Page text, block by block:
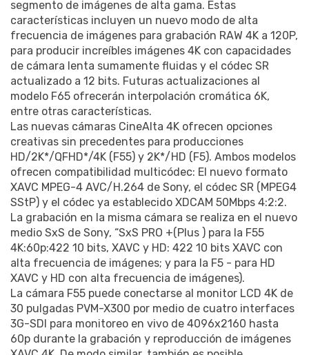
segmento de imágenes de alta gama. Estas
características incluyen un nuevo modo de alta
frecuencia de imágenes para grabación RAW 4K a 120P,
para producir increíbles imágenes 4K con capacidades
de cámara lenta sumamente fluidas y el códec SR
actualizado a 12 bits. Futuras actualizaciones al
modelo F65 ofrecerán interpolación cromática 6K,
entre otras características.
Las nuevas cámaras CineAlta 4K ofrecen opciones
creativas sin precedentes para producciones
HD/2K*/QFHD*/4K (F55) y 2K*/HD (F5). Ambos modelos
ofrecen compatibilidad multicódec: El nuevo formato
XAVC MPEG-4 AVC/H.264 de Sony, el códec SR (MPEG4
SStP) y el códec ya establecido XDCAM 50Mbps 4:2:2.
La grabación en la misma cámara se realiza en el nuevo
medio SxS de Sony, “SxS PRO +(Plus ) para la F55
4K:60p:422 10 bits, XAVC y HD: 422 10 bits XAVC con
alta frecuencia de imágenes; y para la F5 - para HD
XAVC y HD con alta frecuencia de imágenes).
La cámara F55 puede conectarse al monitor LCD 4K de
30 pulgadas PVM-X300 por medio de cuatro interfaces
3G-SDI para monitoreo en vivo de 4096x2160 hasta
60p durante la grabación y reproducción de imágenes